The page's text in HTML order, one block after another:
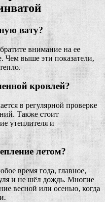
вату?
внимание на ее
Чем выше эти показатели,
кровлей?
в регулярной проверке
Также стоит
утеплителя и
летом?
время года, главное,
и не шёл дождь. Многие
весной или осенью, когда